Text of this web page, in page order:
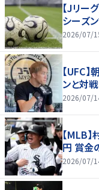
【Jリー
シーズ
2026/07/
【UFC
ンと対戦
2026/07/
【MLB
円 賞金
2026/07/